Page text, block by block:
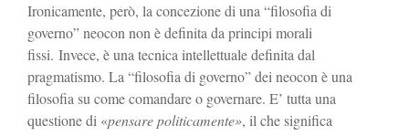
Ironicamente, però, la concezione di una “filosofia di
governo” neocon non è definita da principi morali
fissi. Invece, è una tecnica intellettuale definita dal
pragmatismo. La “filosofia di governo” dei neocon è una
filosofia su come comandare o governare. E’ tutta una
questione di «pensare politicamente», il che significa